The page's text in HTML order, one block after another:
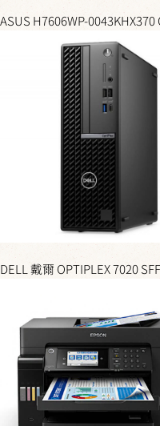
ASUS H7606WP-
DELL 戴爾 OPTIPLEX 7020